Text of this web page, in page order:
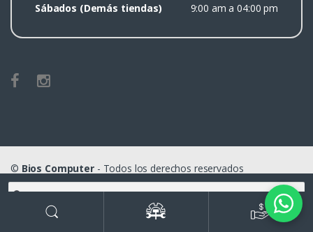
Sábados (Demás tiendas)
9:00 am a 04:00 pm
© Bios Computer- Todos los derechos reservados
Buscar